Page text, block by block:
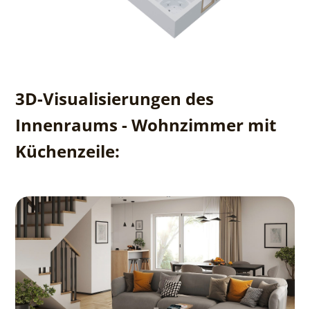
3D-Visualisierungen des
Innenraums - Wohnzimmer mit
Küchenzeile: